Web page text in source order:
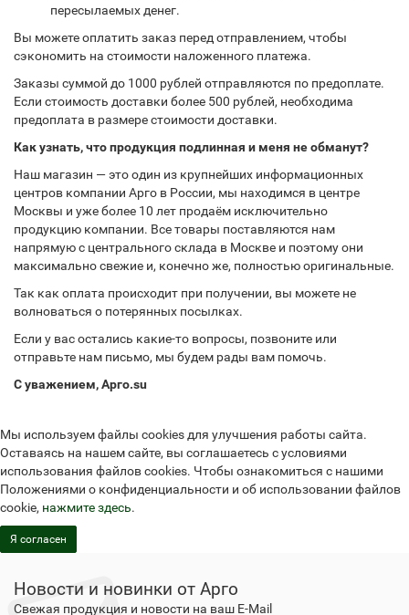
пересылаемых денег.
Вы можете оплатить заказ перед отправлением, чтобы
сэкономить на стоимости наложенного платежа.
Заказы суммой до 1000 рублей отправляются по предоплате.
Если стоимость доставки более 500 рублей, необходима
предоплата в размере стоимости доставки.
Как узнать, что продукция подлинная и меня не обманут?
Наш магазин — это один из крупнейших информационных
центров компании Арго в России, мы находимся в центре
Москвы и уже более 10 лет продаём исключительно
продукцию компании. Все товары поставляются нам
напрямую с центрального склада в Москве и поэтому они
максимально свежие и, конечно же, полностью оригинальные.
Так как оплата происходит при получении, вы можете не
волноваться о потерянных посылках.
Если у вас остались какие-то вопросы, позвоните или
отправьте нам письмо, мы будем рады вам помочь.
С уважением, Арго.su
Мы используем файлы cookies для улучшения работы сайта.
Оставаясь на нашем сайте, вы соглашаетесь с условиями
использования файлов cookies. Чтобы ознакомиться с нашими
Положениями о конфиденциальности и об использовании файлов
cookie, нажмите здесь.
Я согласен
Новости и новинки от Арго
Свежая продукция и новости на ваш E-Mail